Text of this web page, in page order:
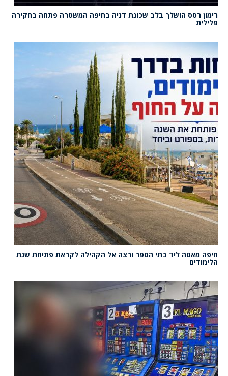
רימון רסס הושלך בלב שכונת דניה בחיפה המשטרה פתחה בחקירה
פלילית
חיפה מאטה ליד בתי הספר ורצה אל הקהילה לקראת פתיחת שנת
הלימודים